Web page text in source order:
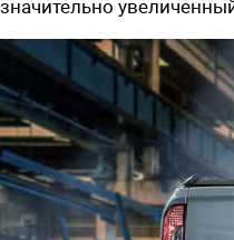
значительно